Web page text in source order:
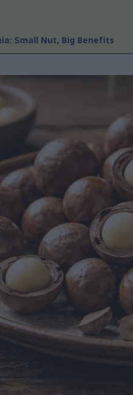
Small Nut, Big Benefits